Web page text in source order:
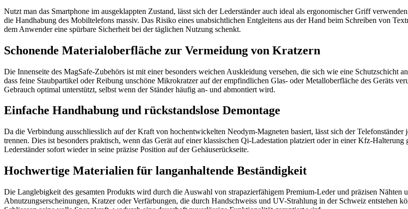
Nutzt man das Smartphone im ausgeklappten Zustand, lässt sich der Lederständer auch ideal als ergonomischer Griff
die Handhabung des Mobiltelefons massiv. Das Risiko eines unabsichtlichen Entgleitens aus der Hand beim Schreiben von
dem Anwender eine spürbare Sicherheit bei der täglichen Nutzung schenkt.
Schonende Materialoberfläche zur Vermeidung von Kratzern
Die Innenseite des MagSafe-Zubehörs ist mit einer besonders weichen Auskleidung versehen, die sich wie eine Schutzschicht
dass feine Staubpartikel oder Reibung unschöne Mikrokratzer auf der empfindlichen Glas- oder Metalloberfläche des Geräts
Gebrauch optimal unterstützt, selbst wenn der Ständer häufig an- und abmontiert wird.
Einfache Handhabung und rückstandslose Demontage
Da die Verbindung ausschliesslich auf der Kraft von hochentwickelten Neodym-Magneten basiert, lässt sich der
trennen. Dies ist besonders praktisch, wenn das Gerät auf einer klassischen Qi-Ladestation platziert oder in einer Kfz-
Lederständer sofort wieder in seine präzise Position auf der Gehäuserückseite.
Hochwertige Materialien für langanhaltende Beständigkeit
Die Langlebigkeit des gesamten Produkts wird durch die Auswahl von strapazierfähigem Premium-Leder und präzisen Nähten
Abnutzungserscheinungen, Kratzer oder Verfärbungen, die durch Handschweiss und UV-Strahlung in der Schweiz entstehen